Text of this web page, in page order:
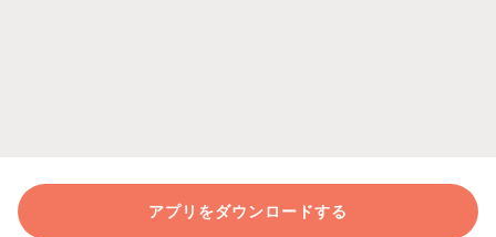
アプリをダウンロードする